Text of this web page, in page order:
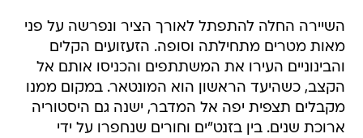
השיירה החלה להתפתל לאורך הציר ונפרשה על פני
מאות מטרים מתחילתה וסופה. הזעזועים הקלים
והבינוניים העירו את המשתתפים והכניסו אותם אל
הקצב, כשהיעד הראשון הוא המונטאר. במקום ממנו
מקבלים תצפית יפה אל המדבר, ישנה גם היסטוריה
ארוכת שנים. בין בזנט"ים וחורים שנחפרו על ידי